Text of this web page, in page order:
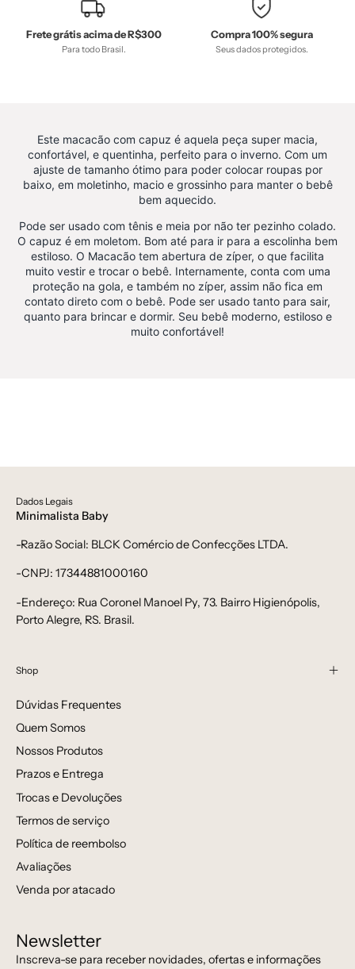
Frio,
Menina,
tab-
tab-
tam-
body-
canelado,
Winter
Sale
30%,
Winter
Sale
Frete grátis acima de R$300
Para todo Brasil.
Compra 100% segura
Seus dados protegidos.
Este macacão com capuz é aquela peça super macia,
confortável, e quentinha, perfeito para o inverno. Com um
ajuste de tamanho ótimo para poder colocar roupas por
baixo, em moletinho, macio e grossinho para manter o bebê
bem aquecido.
Pode ser usado com tênis e meia por não ter pezinho colado.
O capuz é em moletom. Bom até para ir para a escolinha bem
estiloso. O Macacão tem abertura de zíper, o que facilita
muito vestir e trocar o bebê. Internamente, conta com uma
proteção na gola, e também no zíper, assim não fica em
contato direto com o bebê. Pode ser usado tanto para sair,
quanto para brincar e dormir. Seu bebê moderno, estiloso e
muito confortável!
Dados Legais
Minimalista Baby
-Razão Social: BLCK Comércio de Confecções LTDA.
-CNPJ: 17344881000160
-Endereço: Rua Coronel Manoel Py, 73. Bairro Higienópolis,
Porto Alegre, RS. Brasil.
Shop
Dúvidas Frequentes
Quem Somos
Nossos Produtos
Prazos e Entrega
Trocas e Devoluções
Termos de serviço
Política de reembolso
Avaliações
Venda por atacado
Newsletter
Inscreva-se para receber novidades, ofertas e informações